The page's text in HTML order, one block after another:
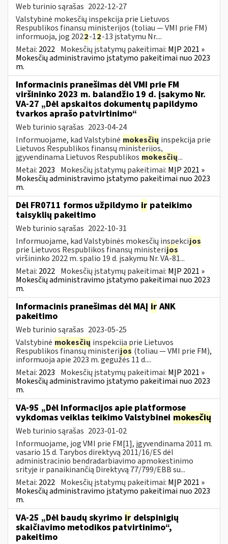
Web turinio sąrašas 2022-12-27
Valstybinė mokesčių inspekcija prie Lietuvos
Respublikos finansų ministerijos (toliau — VMI prie FM)
informuoja, jog 2022-12-13 įstatymu Nr....
Metai: 2022 Mokesčių įstatymų pakeitimai: MĮP 2021 »
Mokesčių administravimo įstatymo pakeitimai nuo 2023
m.
Informacinis pranešimas dėl VMI prie FM
viršininko 2023 m. balandžio 19 d. įsakymo Nr.
VA-27 „Dėl apskaitos dokumentų papildymo
tvarkos aprašo patvirtinimo“
Web turinio sąrašas 2023-04-24
Informuojame, kad Valstybinė mokesčių inspekcija prie
Lietuvos Respublikos finansų ministerijos,
įgyvendinama Lietuvos Respublikos mokesčių...
Metai: 2023 Mokesčių įstatymų pakeitimai: MĮP 2021 »
Mokesčių administravimo įstatymo pakeitimai nuo 2023
m.
Dėl FR0711 formos užpildymo ir pateikimo
taisyklių pakeitimo
Web turinio sąrašas 2022-10-31
Informuojame, kad Valstybinės mokesčių inspekcijos
prie Lietuvos Respublikos finansų ministerijos
viršininko 2022 m. spalio 19 d. įsakymu Nr. VA-81...
Metai: 2022 Mokesčių įstatymų pakeitimai: MĮP 2021 »
Mokesčių administravimo įstatymo pakeitimai nuo 2023
m.
Informacinis pranešimas dėl MAĮ ir ANK
pakeitimo
Web turinio sąrašas 2023-05-25
Valstybinė mokesčių inspekcija prie Lietuvos
Respublikos finansų ministerijos (toliau — VMI prie FM),
informuoja apie 2023 m. gegužės 11 d....
Metai: 2023 Mokesčių įstatymų pakeitimai: MĮP 2021 »
Mokesčių administravimo įstatymo pakeitimai nuo 2023
m.
VA-95 „Dėl Informacijos apie platformose
vykdomas veiklas teikimo Valstybinei mokesčių
Web turinio sąrašas 2023-01-02
Informuojame, jog VMI prie FM[1], įgyvendinama 2011 m.
vasario 15 d. Tarybos direktyvą 2011/16/ES dėl
administracinio bendradarbiavimo apmokestinimo
srityje ir panaikinančią Direktyvą 77/799/EBB su...
Metai: 2022 Mokesčių įstatymų pakeitimai: MĮP 2021 »
Mokesčių administravimo įstatymo pakeitimai nuo 2023
m.
VA-25 „Dėl baudų skyrimo ir delspinigių
skaičiavimo metodikos patvirtinimo“,
pakeitimo